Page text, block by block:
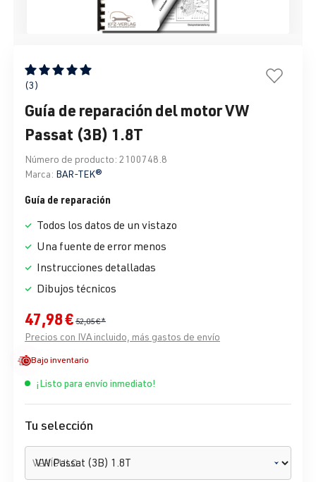
Calificación promedio de 5 de 5 estrellas
(3)
Guía de reparación del motor VW
Passat (3B) 1.8T
Número de producto: 2100748.8
Marca: BAR-TEK®
Guía de reparación
Todos los datos de un vistazo
Una fuente de error menos
Instrucciones detalladas
Dibujos técnicos
47,98 € 52,05 €*
Precios con IVA incluido, más gastos de envío
Bajo inventario
¡Listo para envío inmediato!
Tu selección
VEHÍCULO